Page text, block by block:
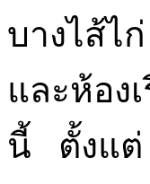
บางไส้ไ
และห้อ
นี้ ตั้งแต่